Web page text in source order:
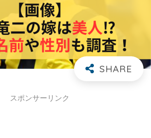
スポンサーリンク